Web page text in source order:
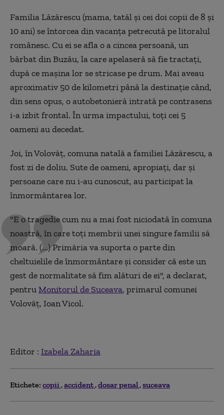
Familia Lăzărescu (mama, tatăl și cei doi copii de 8 și
10 ani) se întorcea din vacanța petrecută pe litoralul
românesc. Cu ei se afla o a cincea persoană, un
bărbat din Buzău, la care apelaseră să fie tractați,
după ce mașina lor se stricase pe drum. Mai aveau
aproximativ 50 de kilometri până la destinație când,
din sens opus, o autobetonieră intrată pe contrasens
i-a izbit frontal. În urma impactului, toți cei 5
oameni au decedat.
Joi, în Volovăț, comuna natală a familiei Lăzărescu, a
fost zi de doliu. Sute de oameni, apropiați, dar și
persoane care nu i-au cunoscut, au participat la
înmormântarea lor.
"E o tragedie cum nu a mai fost niciodată în comuna
noastră, în care toți membrii unei singure familii să
moară. (...) Primăria va suporta o parte din
cheltuielile de înmormântare și consider că este un
gest de normalitate să fim alături de ei", a declarat,
pentruMonitorul de Suceava, primarul comunei
Volovăț, Ioan Vicol.
Editor : Izabela Zaharia
Etichete: copii accident dosar penal suceava